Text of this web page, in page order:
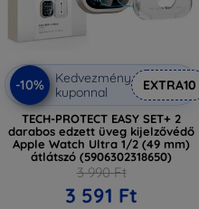
-10%
Kedvezmény
kuponnal
EXTRA10
TECH-PROTECT EASY SET+ 2
darabos edzett üveg kijelzővédő
Apple Watch Ultra 1/2 (49 mm)
átlátszó (5906302318650)
3 990 Ft
3 591 Ft